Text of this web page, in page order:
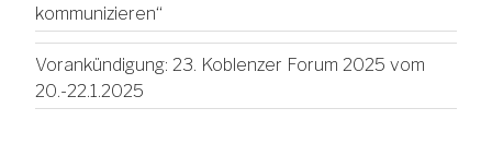
kommunizieren“
Vorankündigung: 23. Koblenzer Forum 2025 vom
20.-22.1.2025